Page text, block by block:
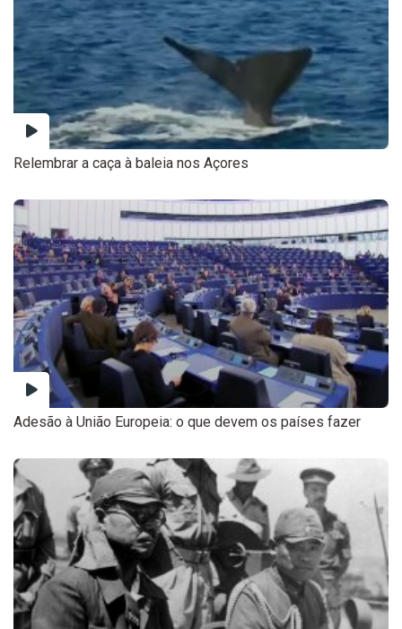
Relembrar a caça à baleia nos Açores
Adesão à União Europeia: o que devem os países fazer